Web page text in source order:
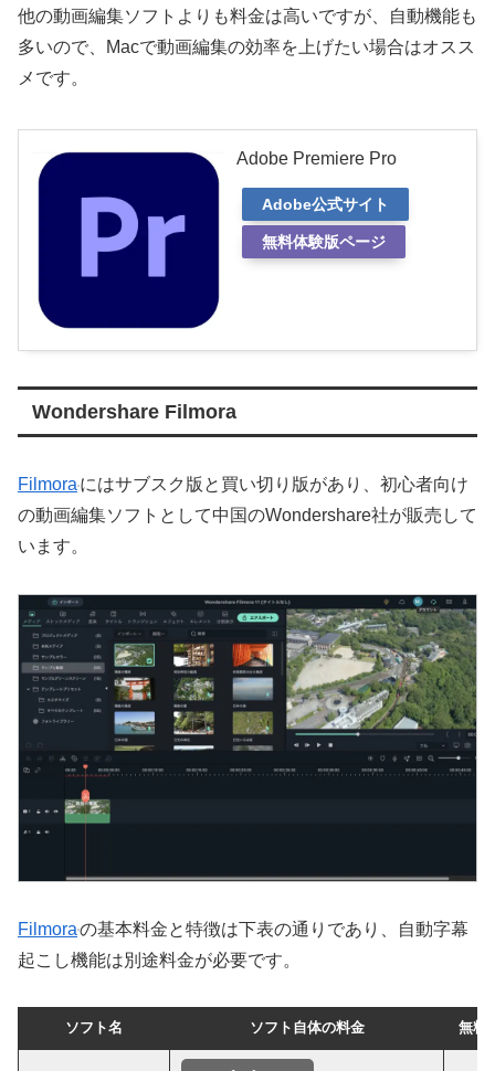
他の動画編集ソフトよりも料金は高いですが、自動機能も
多いので、Macで動画編集の効率を上げたい場合はオスス
メです。
Adobe Premiere Pro
Adobe公式サイト
無料体験版ページ
Wondershare Filmora
Filmora にはサブスク版と買い切り版があり、初心者向け
の動画編集ソフトとして中国のWondershare社が販売して
います。
Filmoraの基本料金と特徴は下表の通りであり、自動字幕
起こし機能は別途料金が必要です。
ソフト名 ソフト自体の料金 無料